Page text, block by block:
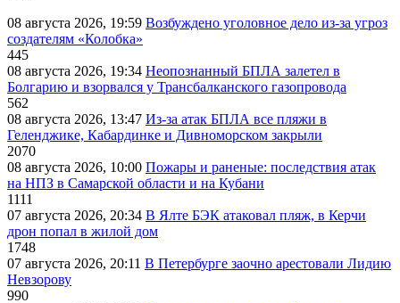
08 августа 2026, 19:59 Возбуждено уголовное дело из-за угроз
создателям «Колобка»
445
08 августа 2026, 19:34 Неопознанный БПЛА залетел в
Болгарию и взорвался у Трансбалканского газопровода
562
08 августа 2026, 13:47 Из-за атак БПЛА все пляжи в
Геленджике, Кабардинке и Дивноморском закрыли
2070
08 августа 2026, 10:00 Пожары и раненые: последствия атак
на НПЗ в Самарской области и на Кубани
1111
07 августа 2026, 20:34 В Ялте БЭК атаковал пляж, в Керчи
дрон попал в жилой дом
1748
07 августа 2026, 20:11 В Петербурге заочно арестовали Лидию
Невзорову
990